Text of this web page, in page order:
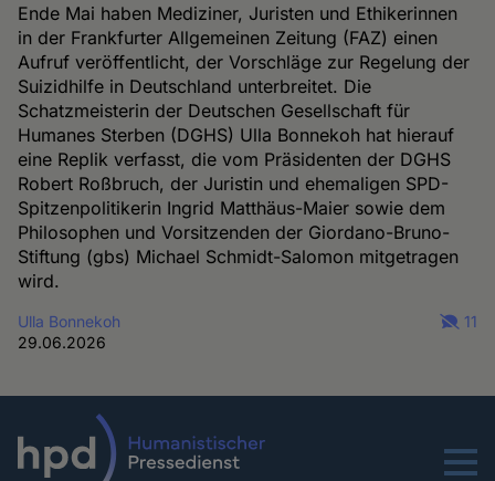
Ende Mai haben Mediziner, Juristen und Ethikerinnen
in der Frankfurter Allgemeinen Zeitung (FAZ) einen
Aufruf veröffentlicht, der Vorschläge zur Regelung der
Suizidhilfe in Deutschland unterbreitet. Die
Schatzmeisterin der Deutschen Gesellschaft für
Humanes Sterben (DGHS) Ulla Bonnekoh hat hierauf
eine Replik verfasst, die vom Präsidenten der DGHS
Robert Roßbruch, der Juristin und ehemaligen SPD-
Spitzenpolitikerin Ingrid Matthäus-Maier sowie dem
Philosophen und Vorsitzenden der Giordano-Bruno-
Stiftung (gbs) Michael Schmidt-Salomon mitgetragen
wird.
Ulla Bonnekoh
29.06.2026
11
Menu